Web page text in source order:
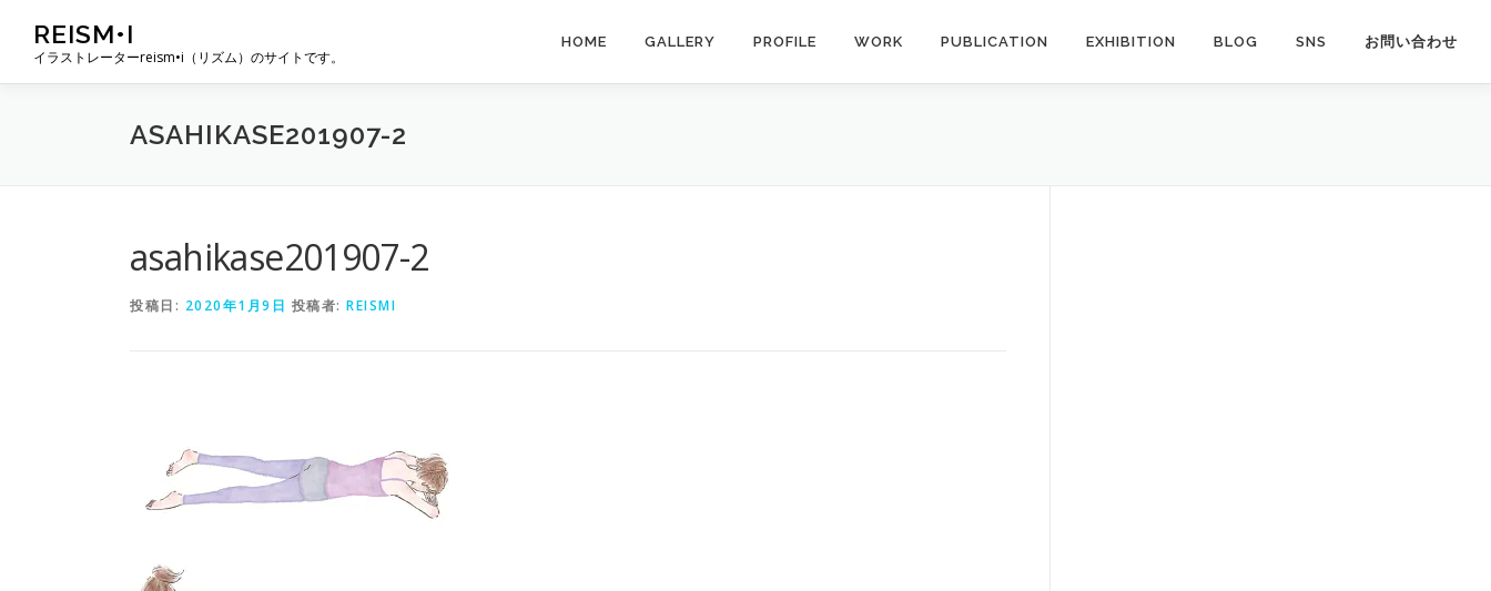
ン
REISM•I
イラストレーターreism•i（リズム）のサイトです。
HOME GALLERY PROFILE WORK PUBLICATION EXHIBITION BLOG SNS お問い合わせ
ASAHIKASE201907-2
asahikase201907-2
投稿日: 2020年1月9日 投稿者: REISMI